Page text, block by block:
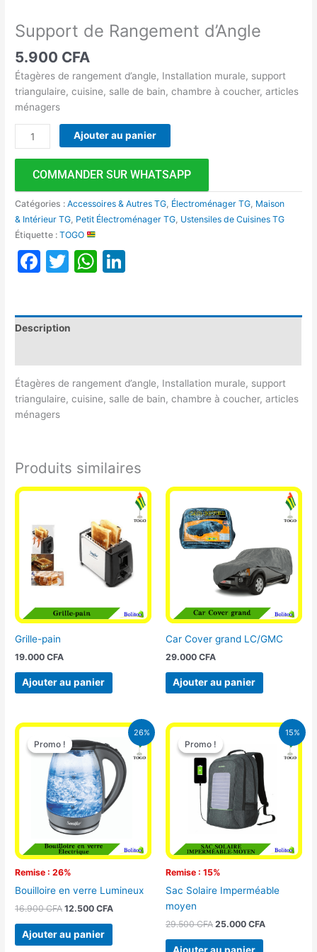
Support de Rangement d’Angle
5.900 CFA
Étagères de rangement d’angle, Installation murale, support
triangulaire, cuisine, salle de bain, chambre à coucher, articles
ménagers
Ajouter au panier
COMMANDER SUR WHATSAPP
Catégories :Accessoires & Autres TG, Électroménager TG, Maison
& Intérieur TG, Petit Électroménager TG, Ustensiles de Cuisines TG
Étiquette :TOGO
Facebook
TwitterWhatsApp
Description
Étagères de rangement d’angle, Installation murale, support
triangulaire, cuisine, salle de bain, chambre à coucher, articles
ménagers
Produits similaires
Grille-pain
19.000CFA
Ajouter au panier
Car Cover grand LC/GMC
29.000 CFA
Ajouter au panier
26%
Promo !
Remise : 26%
Promo !
Bouilloire en verre Lumineux
16.900CFA
Le
prix
initial
16.900 CFA.
12.500CFA
Le
prix
actuel
est :
12.500 CFA.
Ajouter au panier
15%
Promo !
Remise : 15%
Promo !
Sac Solaire Imperméable
moyen
29.500CFA
Le
prix
initial
était :
29.500 CFA.
25.000 CFA
Le
prix
actuel